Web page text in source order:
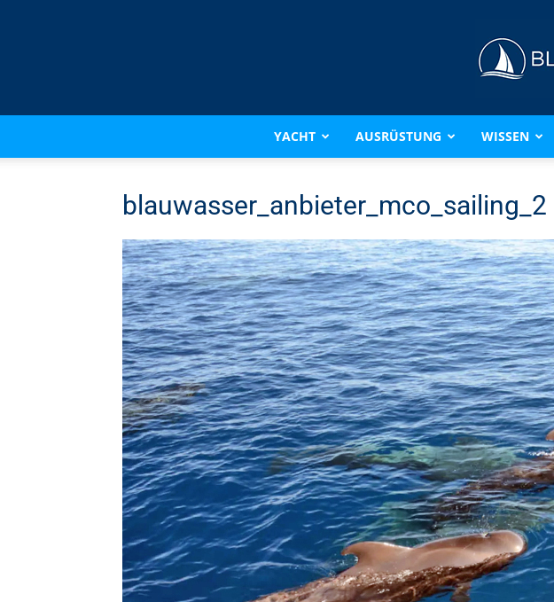
YACHT AUSRÜSTUNG WISSEN
blauwasser_anbieter_mco_sailing_2